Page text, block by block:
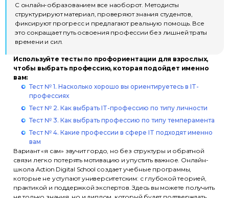
С онлайн-образованием все наоборот. Методисты
структурируют материал, проверяют знания студентов,
фиксируют прогресс и предлагают реальную помощь. Все
это сокращает путь освоения профессии без лишней траты
времени и сил.
Используйте тесты по профориентации для взрослых,
чтобы выбрать профессию, которая подойдет именно
вам:
Тест № 1. Насколько хорошо вы ориентируетесь в IT-
профессиях
Тест № 2. Как выбрать IT-профессию по типу личности
Тест № 3. Как выбрать профессию по типу темперамента
Тест № 4. Какие профессии в сфере IT подходят именно
вам
Вариант «я сам» звучит гордо, но без структуры и обратной
связи легко потерять мотивацию и упустить важное. Онлайн-
школа Action Digital School создает учебные программы,
которые не уступают университетским: с глубокой теорией,
практикой и поддержкой экспертов. Здесь вы можете получить